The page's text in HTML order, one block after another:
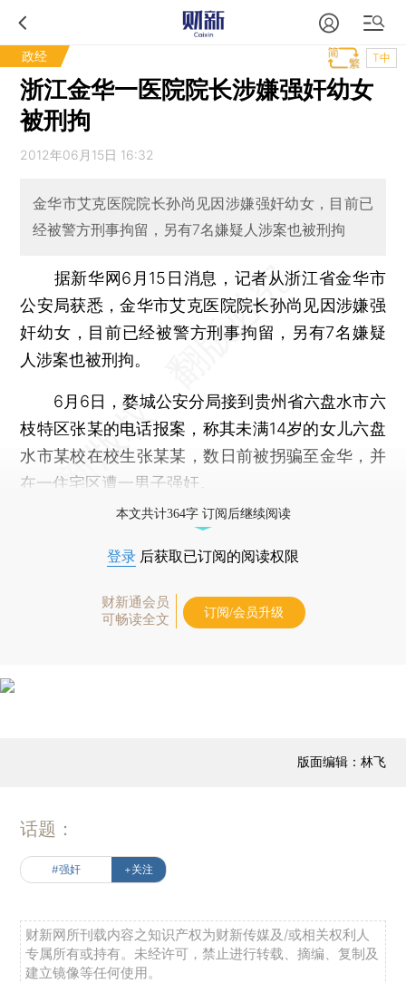
政经 T中
浙江金华一医院院长涉嫌强奸幼女
被刑拘
2012年06月15日 16:32
金华市艾克医院院长孙尚见因涉嫌强奸幼女，目前已
经被警方刑事拘留，另有7名嫌疑人涉案也被刑拘
据新华网6月15日消息，记者从浙江省金华市
公安局获悉，金华市艾克医院院长孙尚见因涉嫌强
奸幼女，目前已经被警方刑事拘留，另有7名嫌疑
人涉案也被刑拘。
6月6日，婺城公安分局接到贵州省六盘水市六
枝特区张某的电话报案，称其未满14岁的女儿六盘
水市某校在校生张某某，数日前被拐骗至金华，并
在一住宅区遭一男子强奸。
本文共计364字 订阅后继续阅读
登录 后获取已订阅的阅读权限
财新通会员
可畅读全文
订阅/会员升级
版面编辑：林飞
话题：
#强奸 +关注
财新网所刊载内容之知识产权为财新传媒及/或相关权利人
专属所有或持有。未经许可，禁止进行转载、摘编、复制及
建立镜像等任何使用。